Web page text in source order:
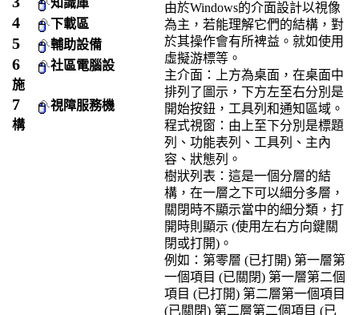
知識庫
下載區
輔助設備
社區電腦設
施
視障服務機
構
由於Windows的介面設計以視像
為主，若能理解它們的結構，對
於其操作會有所裨益。就如使用
虛擬游標等。
主介面：上方為桌面，在桌面中
排列了圖示，下方左至右分別是
開始按鈕，工具列和通知區域。
程式視窗：由上至下分別是標題
列、功能表列、工具列、主內
容、狀態列。
樹狀列表：這是一個分層的結
構，在一層之下可以細分多層，
關閉時不顯示當中的細分類，打
開時則顯示 (使用左右方向鍵關
閉或打開)。
例如：第零層 (已打開) 第一層第
一個項目 (已關閉) 第一層第二個
項目 (已打開) 第二層第一個項目
(已關閉) 第二層第二個項目 (已